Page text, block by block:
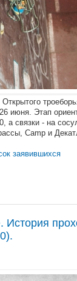
июня. Этап
а связки - на
Camp и
заявившихся
История